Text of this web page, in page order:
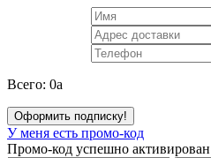
Всего: 0a
Оформить подписку!
У меня есть промо-код
Промо-код успешно активирован